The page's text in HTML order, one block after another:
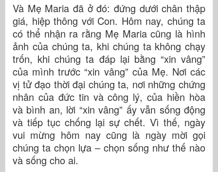
Và Mẹ Maria đã ở đó: đứng dưới chân thập
giá, hiệp thông với Con. Hôm nay, chúng ta
có thể nhận ra rằng Mẹ Maria cũng là hình
ảnh của chúng ta, khi chúng ta không chạy
trốn, khi chúng ta đáp lại bằng “xin vâng”
của mình trước “xin vâng” của Mẹ. Nơi các
vị tử đạo thời đại chúng ta, nơi những chứng
nhân của đức tin và công lý, của hiền hòa
và bình an, lời “xin vâng” ấy vẫn sống động
và tiếp tục chống lại sự chết. Vì thế, ngày
vui mừng hôm nay cũng là ngày mời gọi
chúng ta chọn lựa – chọn sống như thế nào
và sống cho ai.